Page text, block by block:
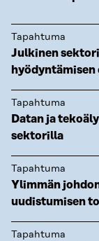
Tapahtuma
Julkinen
Tapahtuma
Datan ja
sektorilla
Tapahtuma
Ylimmän
uudistumisen
Tapahtuma